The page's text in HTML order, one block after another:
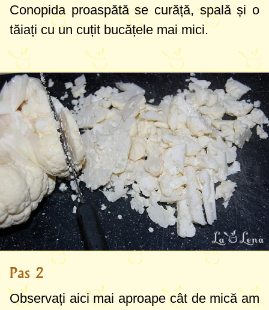
Conopida proaspătă se curăță, spală și o
tăiați cu un cuțit bucățele mai mici.
Pas 2
Observați aici mai aproape cât de mică am